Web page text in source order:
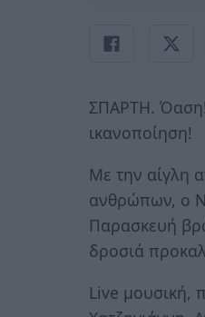
ΣΠΑΡΤΗ. Όαση!
ικανοποίηση!
Με την αίγλη
ανθρώπων, ο
Παρασκευή
δροσιά
Live μουσική,